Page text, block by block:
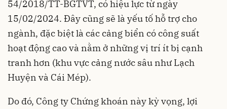
54/2018/TT-BGTVT, có hiệu lực từ ngày
15/02/2024. Đây cũng sẽ là yếu tố hỗ trợ cho
ngành, đặc biệt là các cảng biển có công suất
hoạt động cao và nằm ở những vị trí ít bị cạnh
tranh hơn (khu vực cảng nước sâu như Lạch
Huyện và Cái Mép).
Do đó, Công ty Chứng khoán này kỳ vọng, lợi